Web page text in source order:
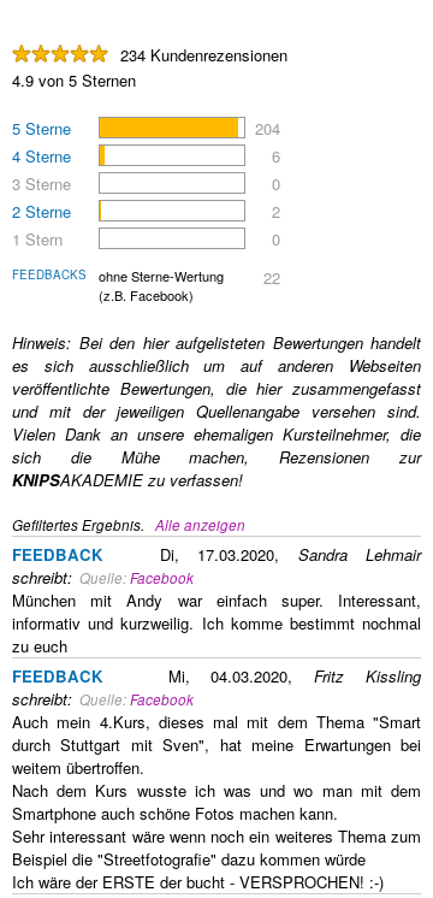
234 Kundenrezensionen
4.9 von 5 Sternen
5 Sterne
204
4 Sterne
6
3 Sterne
0
2 Sterne
2
1 Stern
0
FEEDBACKS
ohne Sterne-Wertung
(z.B. Facebook)
22
Hinweis: Bei den hier aufgelisteten Bewertungen handelt
es sich ausschließlich um auf anderen Webseiten
veröffentlichte Bewertungen, die hier zusammengefasst
und mit der jeweiligen Quellenangabe versehen sind.
Vielen Dank an unsere ehemaligen Kursteilnehmer, die
sich die Mühe machen, Rezensionen zur
KNIPSAKADEMIE zu verfassen!
Gefiltertes Ergebnis. Alle anzeigen
FEEDBACK Di, 17.03.2020, Sandra Lehmair
schreibt: Quelle:Facebook
München mit Andy war einfach super. Interessant,
informativ und kurzweilig. Ich komme bestimmt nochmal
zu euch
FEEDBACK Mi, 04.03.2020,Fritz Kissling
schreibt: Quelle:Facebook
Auch mein 4.Kurs, dieses mal mit dem Thema "Smart
durch Stuttgart mit Sven", hat meine Erwartungen bei
weitem übertroffen.
Nach dem Kurs wusste ich was und wo man mit dem
Smartphone auch schöne Fotos machen kann.
Sehr interessant wäre wenn noch ein weiteres Thema zum
Beispiel die "Streetfotografie" dazu kommen würde
Ich wäre der ERSTE der bucht - VERSPROCHEN! :-)